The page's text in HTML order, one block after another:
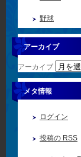
野球
アーカイブ
アーカイブ
メタ情報
ログイン
投稿の RSS